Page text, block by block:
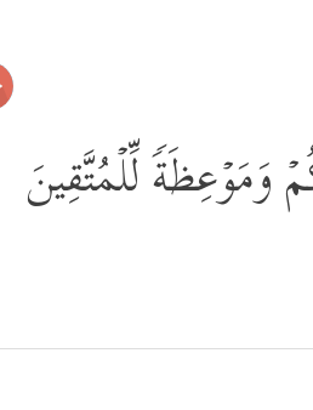
وَمَوۡعِظَةࣰ لِّلۡمُتَّقِینَ